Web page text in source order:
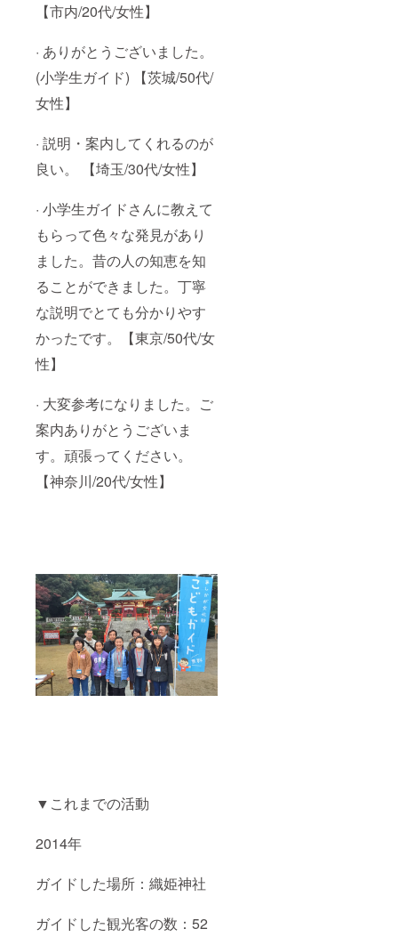
【市内/20代/女性】
· ありがとうございました。
(小学生ガイド) 【茨城/50代/
女性】
· 説明・案内してくれるのが
良い。 【埼玉/30代/女性】
· 小学生ガイドさんに教えて
もらって色々な発見があり
ました。昔の人の知恵を知
ることができました。丁寧
な説明でとても分かりやす
かったです。【東京/50代/女
性】
· 大変参考になりました。ご
案内ありがとうございま
す。頑張ってください。
【神奈川/20代/女性】
▼これまでの活動
2014年
ガイドした場所：織姫神社
ガイドした観光客の数：52